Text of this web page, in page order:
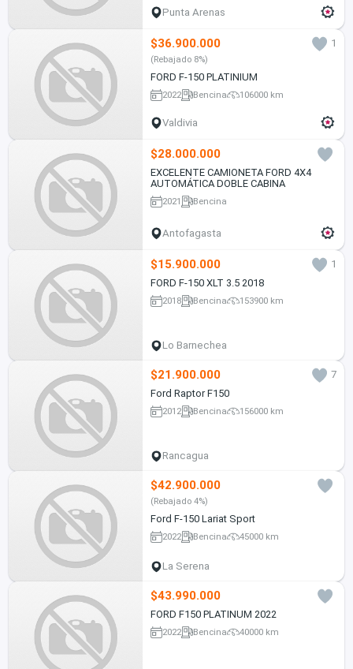
Punta Arenas
$36.900.000 1
(Rebajado 8%)
FORD F-150 PLATINIUM
2022 Bencina 106000 km
Valdivia
$28.000.000
EXCELENTE CAMIONETA FORD 4X4
AUTOMÁTICA DOBLE CABINA
2021 Bencina
Antofagasta
$15.900.000
1
FORD F-150 XLT 3.5 2018
2018 Bencina 153900 km
Lo Barnechea
$21.900.000
7
Ford Raptor F150
2012 Bencina 156000 km
Rancagua
$42.900.000
(Rebajado 4%)
Ford F-150 Lariat Sport
2022 Bencina 45000 km
La Serena
$43.990.000
FORD F150 PLATINUM 2022
2022 Bencina 40000 km